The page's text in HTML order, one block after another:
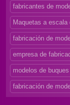
fabricantes de
Maquetas a escala
fabricación de
empresa de
modelos de
fabricación de